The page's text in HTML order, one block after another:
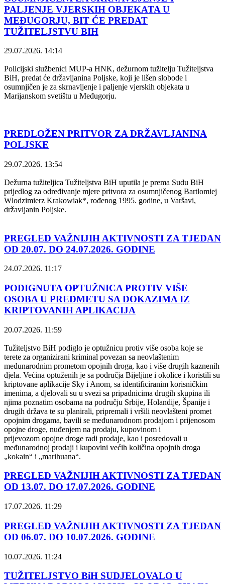
PALJENJE VJERSKIH OBJEKATA U
MEĐUGORJU, BIT ĆE PREDAT
TUŽITELJSTVU BIH
29.07.2026. 14:14
Policijski službenici MUP-a HNK, dežurnom tužitelju Tužiteljstva
BiH, predat će državljanina Poljske, koji je lišen slobode i
osumnjičen je za skrnavljenje i paljenje vjerskih objekata u
Marijanskom svetištu u Međugorju.
PREDLOŽEN PRITVOR ZA DRŽAVLJANINA
POLJSKE
29.07.2026. 13:54
Dežurna tužiteljica Tužiteljstva BiH uputila je prema Sudu BiH
prijedlog za određivanje mjere pritvora za osumnjičenog Bartlomiej
Wlodzimierz Krakowiak*, rođenog 1995. godine, u Varšavi,
državljanin Poljske.
PREGLED VAŽNIJIH AKTIVNOSTI ZA TJEDAN
OD 20.07. DO 24.07.2026. GODINE
24.07.2026. 11:17
PODIGNUTA OPTUŽNICA PROTIV VIŠE
OSOBA U PREDMETU SA DOKAZIMA IZ
KRIPTOVANIH APLIKACIJA
20.07.2026. 11:59
Tužiteljstvo BiH podiglo je optužnicu protiv više osoba koje se
terete za organizirani kriminal povezan sa neovlaštenim
međunarodnim prometom opojnih droga, kao i više drugih kaznenih
djela. Većina optuženih je sa područja Bijeljine i okolice i koristili su
kriptovane aplikacije Sky i Anom, sa identificiranim korisničkim
imenima, a djelovali su u svezi sa pripadnicima drugih skupina ili
njima poznatim osobama na području Srbije, Holandije, Španije i
drugih država te su planirali, pripremali i vršili neovlašteni promet
opojnim drogama, bavili se međunarodnom prodajom i prijenosom
opojne droge, nuđenjem na prodaju, kupovinom i
prijevozom opojne droge radi prodaje, kao i posredovali u
međunarodnoj prodaji i kupovini većih količina opojnih droga
„kokain“ i „marihuana“.
PREGLED VAŽNIJIH AKTIVNOSTI ZA TJEDAN
OD 13.07. DO 17.07.2026. GODINE
17.07.2026. 11:29
PREGLED VAŽNIJIH AKTIVNOSTI ZA TJEDAN
OD 06.07. DO 10.07.2026. GODINE
10.07.2026. 11:24
TUŽITELJSTVO BiH SUDJELOVALO U